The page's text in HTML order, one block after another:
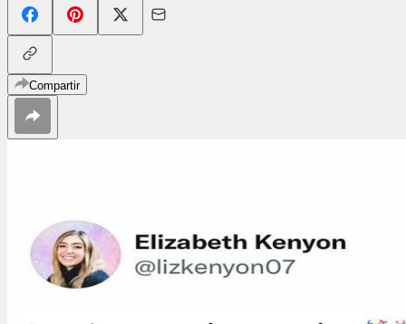
Compartir